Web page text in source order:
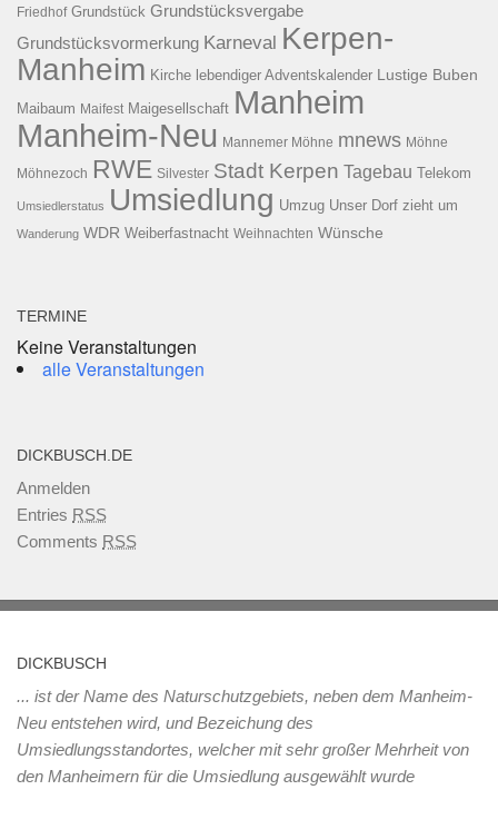
Friedhof Grundstück Grundstücksvergabe
Grundstücksvormerkung Karneval Kerpen-
Manheim Kirche lebendiger Adventskalender Lustige Buben
Maibaum Maifest Maigesellschaft Manheim
Manheim-Neu Mannemer Möhne mnews Möhne
Möhnezoch RWE Silvester Stadt Kerpen Tagebau Telekom
Umsiedlerstatus Umsiedlung Umzug Unser Dorf zieht um
Wanderung WDR Weiberfastnacht Weihnachten Wünsche
TERMINE
Keine Veranstaltungen
alle Veranstaltungen
DICKBUSCH.DE
Anmelden
Entries RSS
Comments RSS
DICKBUSCH
... ist der Name des Naturschutzgebiets, neben dem Manheim-
Neu entstehen wird, und Bezeichung des
Umsiedlungsstandortes, welcher mit sehr großer Mehrheit von
den Manheimern für die Umsiedlung ausgewählt wurde